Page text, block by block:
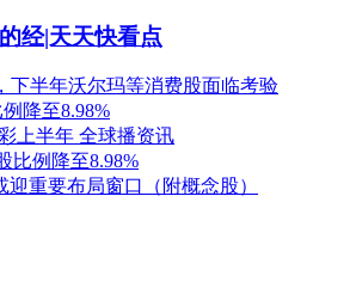
经|天天快看点
下半年沃尔玛等消费股面临考验
降至8.98%
上半年 全球播资讯
比例降至8.98%
重要布局窗口（附概念股）